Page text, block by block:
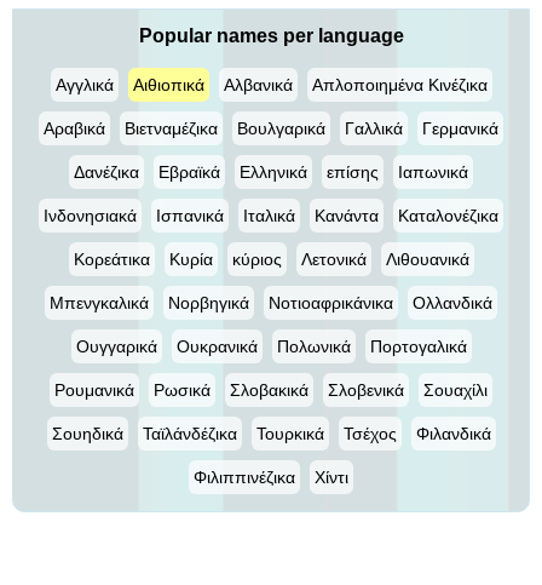
Popular names per language
Αγγλικά Αιθιοπικά Αλβανικά Απλοποιημένα Κινέζικα
Αραβικά Βιετναμέζικα Βουλγαρικά Γαλλικά Γερμανικά
Δανέζικα Εβραϊκά Ελληνικά επίσης Ιαπωνικά
Ινδονησιακά Ισπανικά Ιταλικά Κανάντα Καταλονέζικα
Κορεάτικα Κυρία κύριος Λετονικά Λιθουανικά
Μπενγκαλικά Νορβηγικά Νοτιοαφρικάνικα Ολλανδικά
Ουγγαρικά Ουκρανικά Πολωνικά Πορτογαλικά
Ρουμανικά Ρωσικά Σλοβακικά Σλοβενικά Σουαχίλι
Σουηδικά Ταϊλάνδέζικα Τουρκικά Τσέχος Φιλανδικά
Φιλιππινέζικα Χίντι